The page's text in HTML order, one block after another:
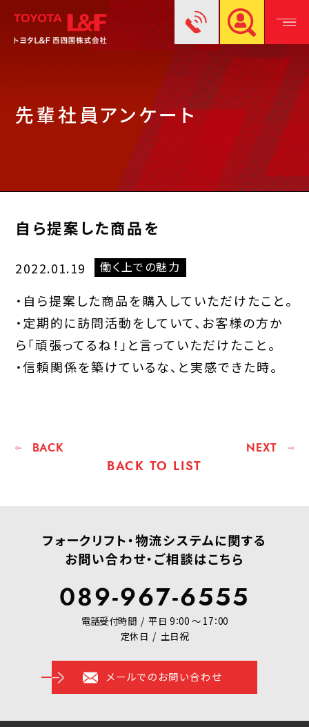
先輩社員アンケート
自ら提案した商品を
2022.01.19 働く上での魅力
・自ら提案した商品を購入していただけたこと。
・定期的に訪問活動をしていて、お客様の方か
ら「頑張ってるね！」と言っていただけたこと。
・信頼関係を築けているな、と実感できた時。
BACK NEXT
BACK TO LIST
フォークリフト・物流システムに関する
お問い合わせ・ご相談はこちら
089-967-6555
電話受付時間
平日 9：00 ～ 17：00
定休日
土日祝
メールでのお問い合わせ